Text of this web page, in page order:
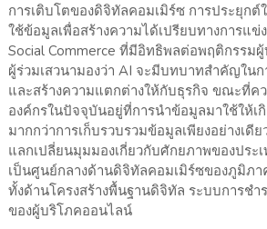
การเติบโตของดิจิทัลคอมเมิร์ซ การประยุกต์
ใช้ข้อมูลเพื่อสร้างความได้เปรียบทางการแ
Social Commerce ที่มีอิทธิพลต่อพฤติกรรม
ผู้ร่วมเสวนามองว่า AI จะมีบทบาทสำคัญใน
และสร้างความแตกต่างให้กับธุรกิจ ขณะที่ค
องค์กรในปัจจุบันอยู่ที่การนำข้อมูลมาใช้ให้เ
มากกว่าการเก็บรวบรวมข้อมูลเพียงอย่างเดี
แลกเปลี่ยนมุมมองเกี่ยวกับศักยภาพของประ
เป็นศูนย์กลางด้านดิจิทัลคอมเมิร์ซของภูมิภ
ทั้งด้านโครงสร้างพื้นฐานดิจิทัล ระบบการชำ
ของผู้บริโภคออนไลน์